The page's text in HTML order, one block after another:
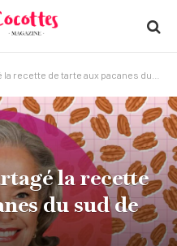
de tarte aux pacanes du sud de sa maman
la recette
du sud de